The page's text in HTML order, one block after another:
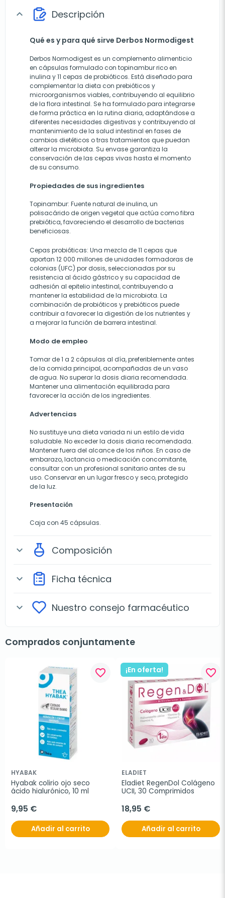
expand_more Descripción
Qué es y para qué sirve Derbos Normodigest
Derbos Normodigest es un complemento alimenticio
en cápsulas formulado con topinambur rico en
inulina y 11 cepas de probióticos. Está diseñado para
complementar la dieta con prebióticos y
microorganismos viables, contribuyendo al equilibrio
de la flora intestinal. Se ha formulado para integrarse
de forma práctica en la rutina diaria, adaptándose a
diferentes necesidades digestivas y contribuyendo al
mantenimiento de la salud intestinal en fases de
cambios dietéticos o tras tratamientos que puedan
alterar la microbiota. Su envase garantiza la
conservación de las cepas vivas hasta el momento
de su consumo.
Propiedades de sus ingredientes
Topinambur: Fuente natural de inulina, un
polisacárido de origen vegetal que actúa como fibra
prebiótica, favoreciendo el desarrollo de bacterias
beneficiosas.
Cepas probióticas: Una mezcla de 11 cepas que
aportan 12 000 millones de unidades formadoras de
colonias (UFC) por dosis, seleccionadas por su
resistencia al ácido gástrico y su capacidad de
adhesión al epitelio intestinal, contribuyendo a
mantener la estabilidad de la microbiota. La
combinación de probióticos y prebióticos puede
contribuir a favorecer la digestión de los nutrientes y
a mejorar la función de barrera intestinal.
Modo de empleo
Tomar de 1 a 2 cápsulas al día, preferiblemente antes
de la comida principal, acompañadas de un vaso
de agua. No superar la dosis diaria recomendada.
Mantener una alimentación equilibrada para
favorecer la acción de los ingredientes.
Advertencias
No sustituye una dieta variada ni un estilo de vida
saludable. No exceder la dosis diaria recomendada.
Mantener fuera del alcance de los niños. En caso de
embarazo, lactancia o medicación concomitante,
consultar con un profesional sanitario antes de su
uso. Conservar en un lugar fresco y seco, protegido
de la luz.
Presentación
Caja con 45 cápsulas.
expand_more Composición
expand_more Ficha técnica
expand_more Nuestro consejo farmacéutico
Comprados conjuntamente
favorite_border
HYABAK
Hyabak colirio ojo seco
ácido hialurónico, 10 ml
9,95 €
Añadir al carrito
¡En oferta! favorite_border
ELADIET
Eladiet RegenDol Colágeno
UCII, 30 Comprimidos
18,95 €
Añadir al carrito